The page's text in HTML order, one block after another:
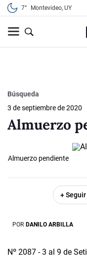
7° Montevideo, UY
Búsqueda
3 de septiembre de 2020
Almuerzo
Almuerzo pendiente
+ Seguir
POR DANILO ARBILLA
Nº 2087 - 3 al 9 de